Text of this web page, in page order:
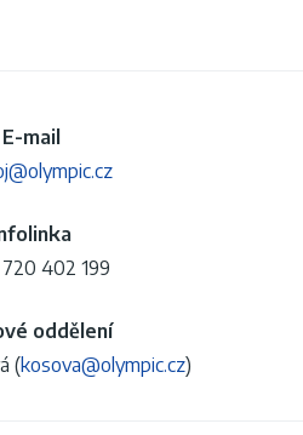
E-mail
402 199
oddělení
(kosova@olympic.cz)